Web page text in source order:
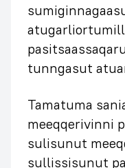
tunngasut
Tamatuma
meeqqerivinni
sulisunut
sullissisunut